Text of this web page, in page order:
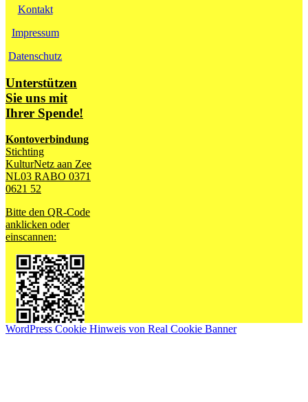
Kontakt
Impressum
Datenschutz
Unterstützen
Sie uns mit
Ihrer Spende!
Kontoverbindung
Stichting
KulturNetz aan Zee
NL03 RABO 0371
0621 52
Bitte den QR-Code
anklicken oder
einscannen:
WordPress Cookie Hinweis von Real Cookie Banner